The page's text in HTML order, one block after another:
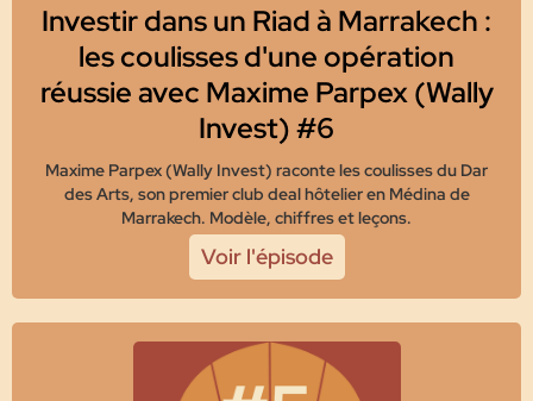
Investir dans un Riad à Marrakech :
les coulisses d'une opération
réussie avec Maxime Parpex (Wally
Invest) #6
Maxime Parpex (Wally Invest) raconte les coulisses du Dar
des Arts, son premier club deal hôtelier en Médina de
Marrakech. Modèle, chiffres et leçons.
Voir l'épisode